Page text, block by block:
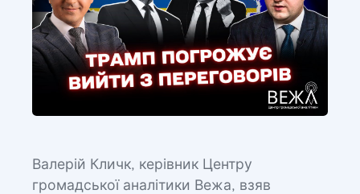
Валерій Кличк, керівник Центру
громадської аналітики Вежа, взяв